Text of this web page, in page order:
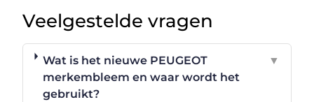
Veelgestelde vragen
Wat is het nieuwe PEUGEOT
merkembleem en waar wordt het
gebruikt?
▼